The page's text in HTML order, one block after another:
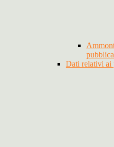
Dati relativi ai